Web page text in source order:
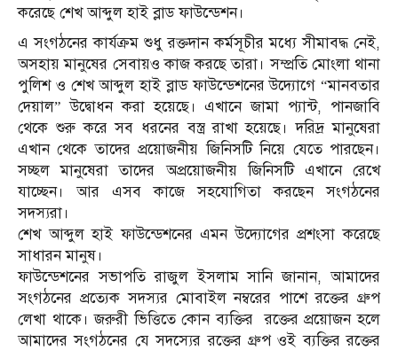
করেছে শেখ আব্দুল হাই ব্লাড ফাউন্ডেশন।
এ সংগঠনের কার্যক্রম শুধু রক্তদান কর্মসূচীর মধ্যে সীমাবদ্ধ নেই,
অসহায় মানুষের সেবায়ও কাজ করছে তারা। সম্প্রতি মোংলা থানা
পুলিশ ও শেখ আব্দুল হাই ব্লাড ফাউন্ডেশনের উদ্যোগে “মানবতার
দেয়াল” উদ্বোধন করা হয়েছে। এখানে জামা প্যান্ট, পানজাবি
থেকে শুরু করে সব ধরনের বস্ত্র রাখা হয়েছে। দরিদ্র মানুষেরা
এখান থেকে তাদের প্রয়োজনীয় জিনিসটি নিয়ে যেতে পারছেন।
সচ্ছল মানুষেরা তাদের অপ্রয়োজনীয় জিনিসটি এখানে রেখে
যাচ্ছেন। আর এসব কাজে সহযোগিতা করছেন সংগঠনের
সদস্যরা।
শেখ আব্দুল হাই ফাউন্ডেশনের এমন উদ্যোগের প্রশংসা করেছে
সাধারন মানুষ।
ফাউন্ডেশনের সভাপতি রাজুল ইসলাম সানি জানান, আমাদের
সংগঠনের প্রত্যেক সদস্যর মোবাইল নম্বরের পাশে রক্তের গ্রুপ
লেখা থাকে। জরুরী ভিত্তিতে কোন ব্যক্তির রক্তের প্রয়োজন হলে
আমাদের সংগঠনের যে সদস্যের রক্তের গ্রুপ ওই ব্যক্তির রক্তের